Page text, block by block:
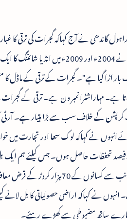
گاندھی نے آج کہاکہ گجرات کی ترقی کا
جائے گا۔ یہاں ایک انتخابی ریالی سے خطاب کریت ہوئے راہول نے کہاکہ "انہوں نے 2004ء اور
اڑا گیا ہے"۔ گجرات کے ترقی کے ماڈل کا
مجموعی شرح نمو کا 17فیصد مہاراشٹرا سے اتا ہے۔ مہاراشٹرا نمبر ون ہے۔ ترقی
کرپشن کے خلاف سب سے بڑا ہتیار ہے۔ آر
انہوں نے کہاکہ لوک سھا اور تجارت میں
نمائندگی کی ضرورت ہے۔ ہم چاہتے ہیں کہ لوک سبھا اور ودھان سبھا میں خواتین کو 33فیصد تحفظات حاصل ہوں۔
کرنا چاہتے تھے لیکن اپوزیشن نے اسے روک دیا۔ کانگریس زیر قیادت یوپی اے کی جانب
نے کہاکہ اراضی حصولیاتی کا بل لانے
ہمارے ساتھ مضبوطی سے کھڑے رہئے۔